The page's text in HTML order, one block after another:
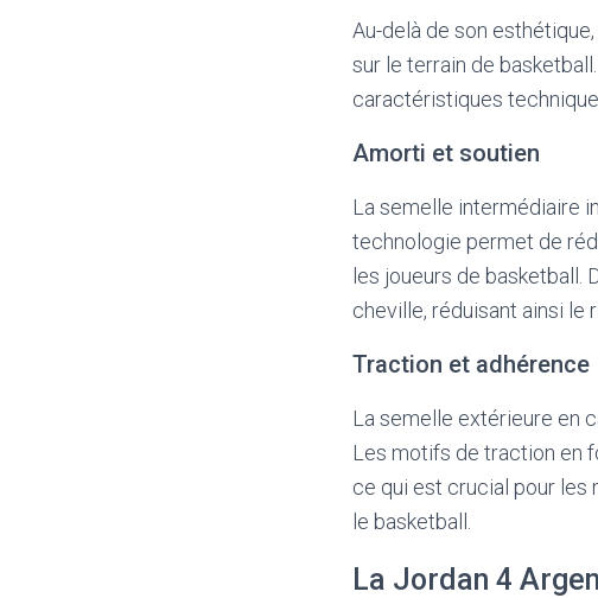
Au-delà de son
sur le terrain de
caractéristiques
Amorti et soutien
La semelle intermédiaire
technologie permet de
les joueurs de basketball.
cheville, réduisant ainsi le
Traction et adhérence
La semelle extérieure en
Les motifs de traction en
ce qui est crucial pour les
le basketball.
La Jordan 4